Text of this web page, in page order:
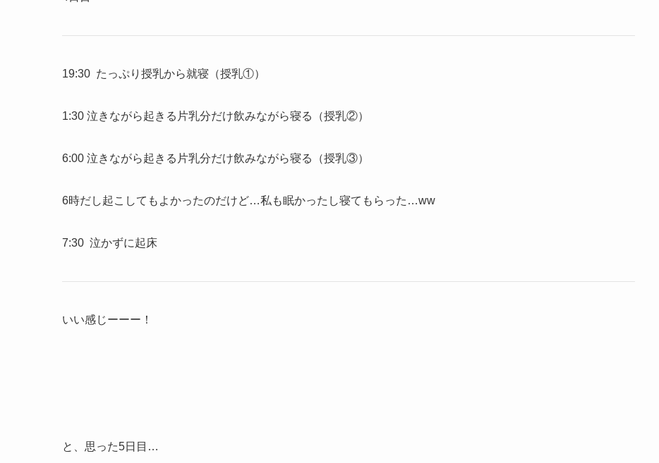
19:30 たっぷり授乳から就寝（授乳①）
1:30 泣きながら起きる片乳分だけ飲みながら寝る（授乳②）
6:00 泣きながら起きる片乳分だけ飲みながら寝る（授乳③）
6時だし起こしてもよかったのだけど…私も眠かったし寝てもらった…ww
7:30 泣かずに起床
いい感じーーー！
と、思った5日目…